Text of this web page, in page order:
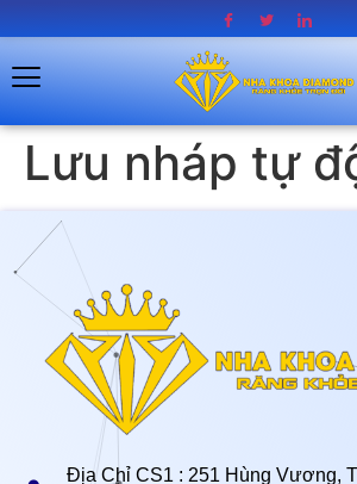
Lưu nháp tự
Địa Chỉ CS1 : 251 Hùng Vương,